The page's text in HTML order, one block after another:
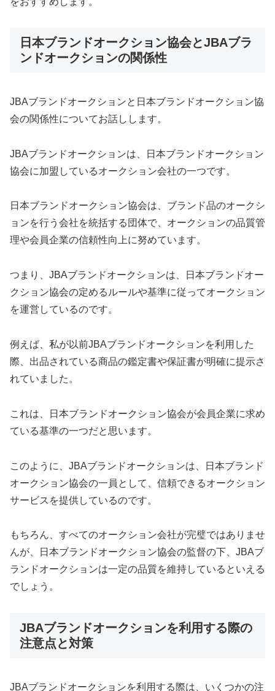
日本ブランドオークション協会とJBAブラ
ンドオークションの関係性
JBAブランドオークションと日本ブランドオークション協
会の関係性についてお話しします。
JBAブランドオークションは、日本ブランドオークション
協会に加盟しているオークション会社の一つです。
日本ブランドオークション協会は、ブランド品のオークシ
ョンを行う会社を統括する団体で、オークションの品質管
理や会員企業の信頼性向上に努めています。
つまり、JBAブランドオークションは、日本ブランドオー
クション協会の定めるルールや基準に従ってオークション
を運営しているのです。
例えば、私が以前JBAブランドオークションを利用した
際、出品されている商品の鑑定書や保証書が明確に提示さ
れていました。
これは、日本ブランドオークション協会が会員企業に求め
ている基準の一つだと思います。
このように、JBAブランドオークションは、日本ブランド
オークション協会の一員として、信頼できるオークション
サービスを提供しているのです。
もちろん、すべてのオークション会社が完璧ではありませ
んが、日本ブランドオークション協会の監督の下、JBAブ
ランドオークションは一定の品質を維持しているといえる
でしょう。
JBAブランドオークションを利用する際の
注意点と対策
JBAブランドオークションを利用する際は、いくつかの注